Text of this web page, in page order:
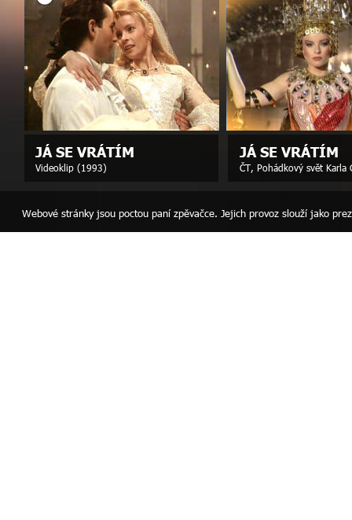
JÁ SE VRÁTÍM
Videoklip (1993)
JÁ SE VRÁTÍM
ČT, Pohádkový svět
Webové stránky jsou poctou paní zpěvačce. Jejich provoz slouží jako